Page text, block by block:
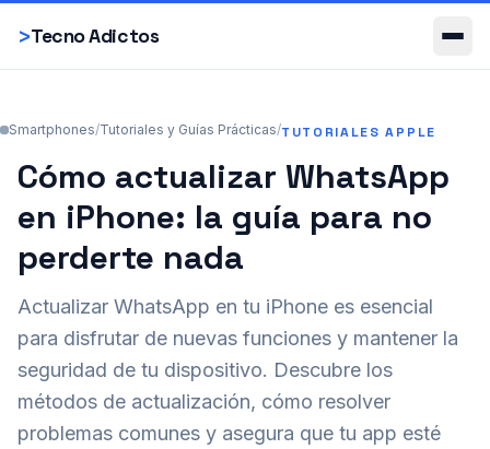
>Tecno Adictos
Smartphones
Smartphones/Tutoriales y Guías Prácticas/TUTORIALES APPLE
Cómo actualizar WhatsApp
en iPhone: la guía para no
perderte nada
Actualizar WhatsApp en tu iPhone es esencial
para disfrutar de nuevas funciones y mantener la
seguridad de tu dispositivo. Descubre los
métodos de actualización, cómo resolver
problemas comunes y asegura que tu app esté